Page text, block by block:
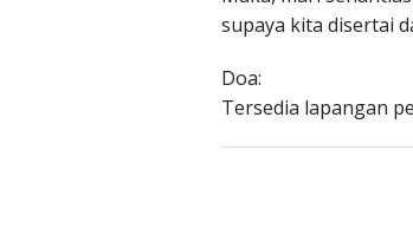
supaya kita disertai
Doa:
Tersedia lapangan